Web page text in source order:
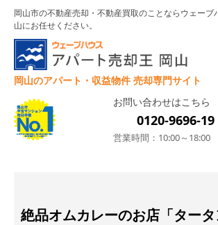
岡山市の不動産売却・不動産買取のことならウェーブ
山にお任せください。
岡山のアパート・収益物件 売却専門サイト
お問い合わせはこちら
0120-9696-19
営業時間：10:00～18:00
絶品オムカレーのお店「ター